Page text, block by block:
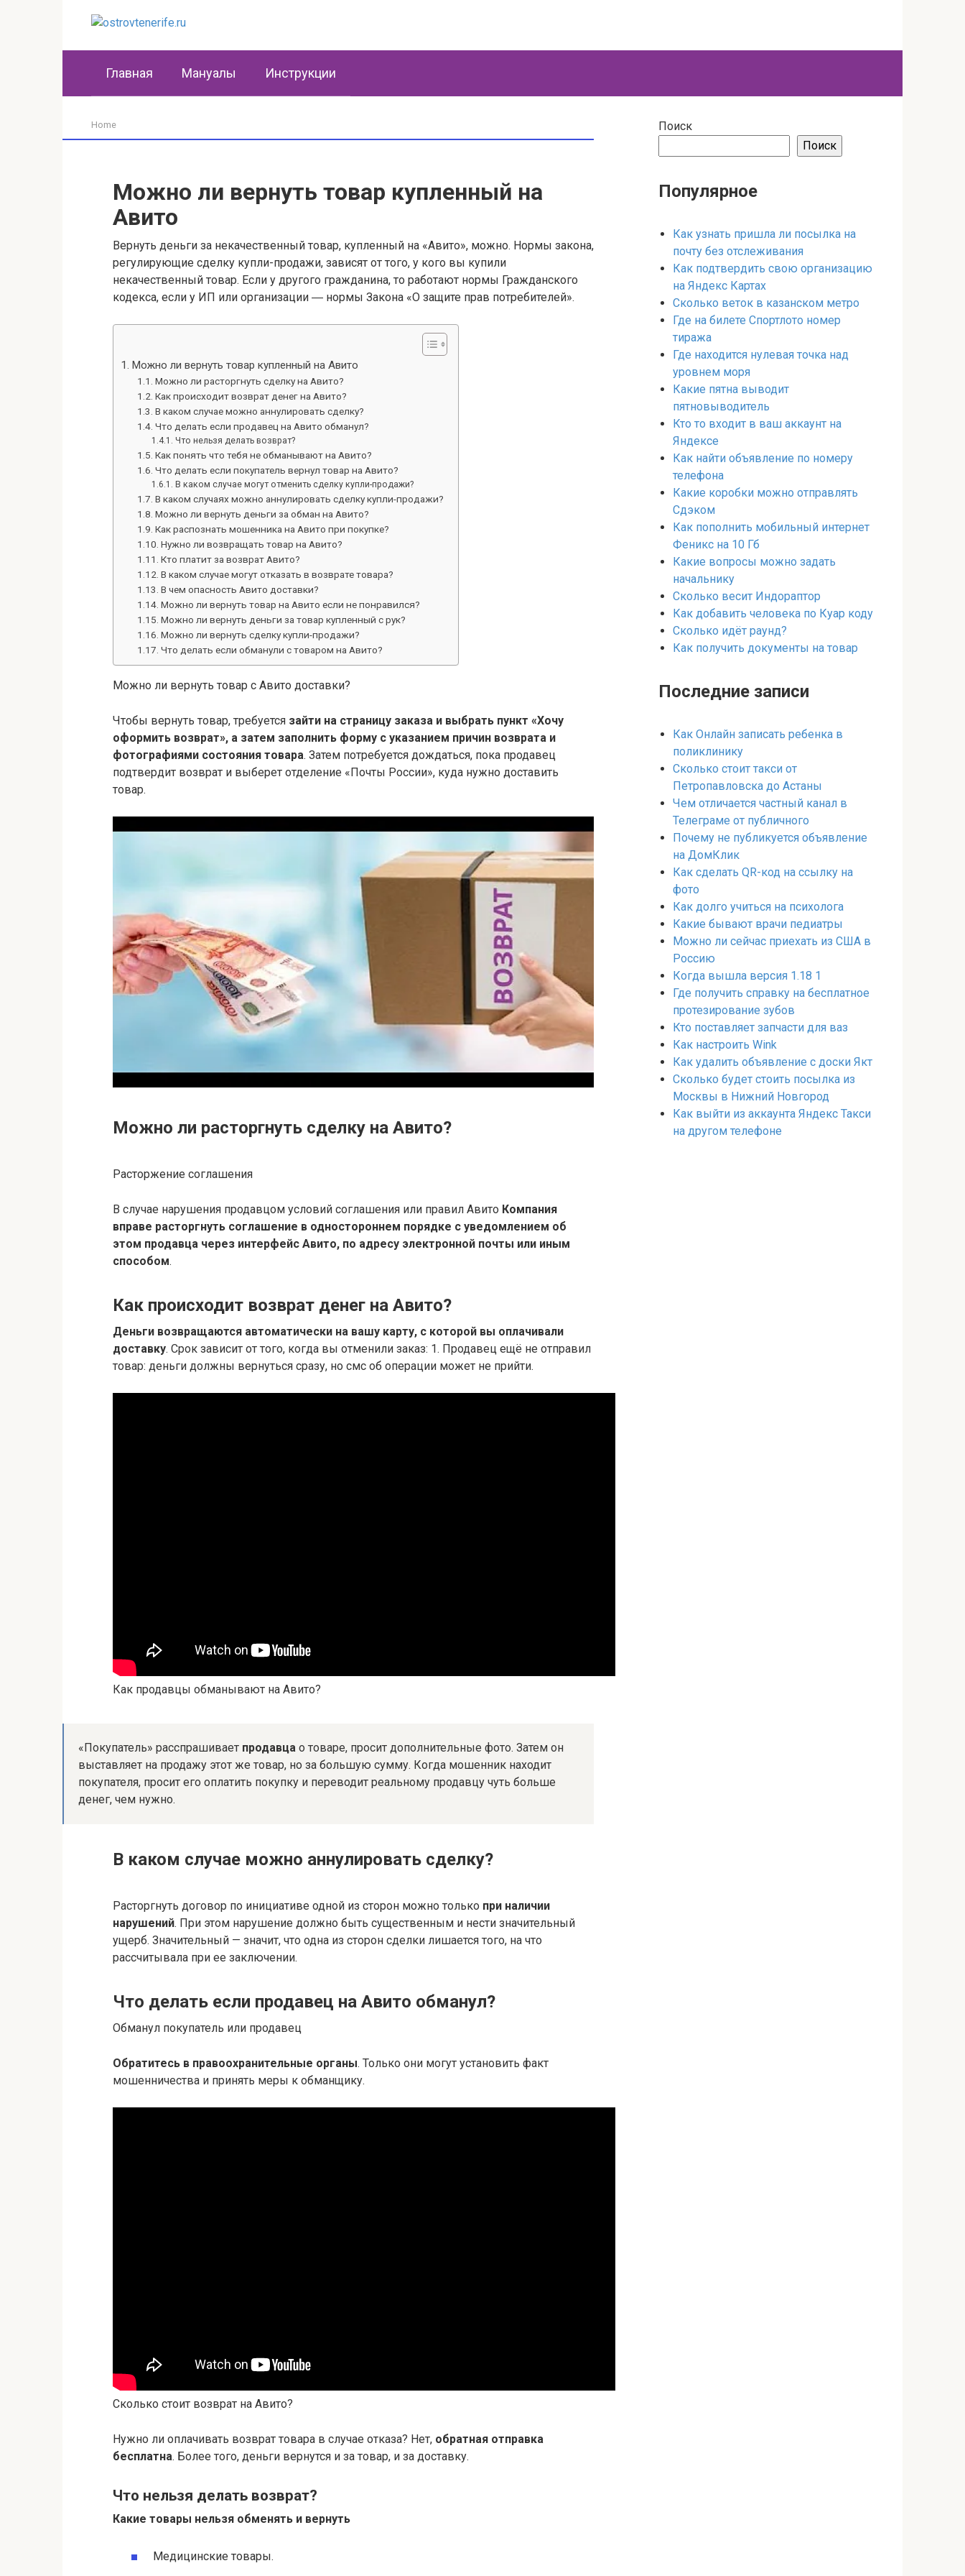
Главная Мануалы Инструкции
Home
Можно ли вернуть товар купленный на
Авито
Вернуть деньги за некачественный товар, купленный на «Авито», можно. Нормы закона,
регулирующие сделку купли-продажи, зависят от того, у кого вы купили
некачественный товар. Если у другого гражданина, то работают нормы Гражданского
кодекса, если у ИП или организации ― нормы Закона «О защите прав потребителей».
Можно ли вернуть товар купленный на Авито
Можно ли расторгнуть сделку на Авито?
Как происходит возврат денег на Авито?
В каком случае можно аннулировать сделку?
Что делать если продавец на Авито обманул?
Что нельзя делать возврат?
Как понять что тебя не обманывают на Авито?
Что делать если покупатель вернул товар на Авито?
В каком случае могут отменить сделку купли-продажи?
В каком случаях можно аннулировать сделку купли-продажи?
Можно ли вернуть деньги за обман на Авито?
Как распознать мошенника на Авито при покупке?
Нужно ли возвращать товар на Авито?
Кто платит за возврат Авито?
В каком случае могут отказать в возврате товара?
В чем опасность Авито доставки?
Можно ли вернуть товар на Авито если не понравился?
Можно ли вернуть деньги за товар купленный с рук?
Можно ли вернуть сделку купли-продажи?
Что делать если обманули с товаром на Авито?
Можно ли вернуть товар с Авито доставки?
Чтобы вернуть товар, требуется зайти на страницу заказа и выбрать пункт «Хочу
оформить возврат», а затем заполнить форму с указанием причин возврата и
фотографиями состояния товара. Затем потребуется дождаться, пока продавец
подтвердит возврат и выберет отделение «Почты России», куда нужно доставить
товар.
Можно ли расторгнуть сделку на Авито?
Расторжение соглашения
В случае нарушения продавцом условий соглашения или правил Авито Компания
вправе расторгнуть соглашение в одностороннем порядке с уведомлением об
этом продавца через интерфейс Авито, по адресу электронной почты или иным
способом.
Как происходит возврат денег на Авито?
Деньги возвращаются автоматически на вашу карту, с которой вы оплачивали
доставку. Срок зависит от того, когда вы отменили заказ: 1. Продавец ещё не отправил
товар: деньги должны вернуться сразу, но смс об операции может не прийти.
Как продавцы обманывают на Авито?
«Покупатель» расспрашивает продавца о товаре, просит дополнительные фото. Затем он
выставляет на продажу этот же товар, но за большую сумму. Когда мошенник находит
покупателя, просит его оплатить покупку и переводит реальному продавцу чуть больше
денег, чем нужно.
В каком случае можно аннулировать сделку?
Расторгнуть договор по инициативе одной из сторон можно только при наличии
нарушений. При этом нарушение должно быть существенным и нести значительный
ущерб. Значительный — значит, что одна из сторон сделки лишается того, на что
рассчитывала при ее заключении.
Что делать если продавец на Авито обманул?
Обманул покупатель или продавец
Обратитесь в правоохранительные органы. Только они могут установить факт
мошенничества и принять меры к обманщику.
Сколько стоит возврат на Авито?
Нужно ли оплачивать возврат товара в случае отказа? Нет, обратная отправка
бесплатна. Более того, деньги вернутся и за товар, и за доставку.
Что нельзя делать возврат?
Какие товары нельзя обменять и вернуть
Медицинские товары.
Поиск
Поиск
Популярное
Как узнать пришла ли посылка на
почту без отслеживания
Как подтвердить свою организацию
на Яндекс Картах
Сколько веток в казанском метро
Где на билете Спортлото номер
тиража
Где находится нулевая точка над
уровнем моря
Какие пятна выводит
пятновыводитель
Кто то входит в ваш аккаунт на
Яндексе
Как найти объявление по номеру
телефона
Какие коробки можно отправлять
Сдэком
Как пополнить мобильный интернет
Феникс на 10 Гб
Какие вопросы можно задать
начальнику
Сколько весит Индораптор
Как добавить человека по Куар коду
Сколько идёт раунд?
Как получить документы на товар
Последние записи
Как Онлайн записать ребенка в
поликлинику
Сколько стоит такси от
Петропавловска до Астаны
Чем отличается частный канал в
Телеграме от публичного
Почему не публикуется объявление
на ДомКлик
Как сделать QR-код на ссылку на
фото
Как долго учиться на психолога
Какие бывают врачи педиатры
Можно ли сейчас приехать из США в
Россию
Когда вышла версия 1.18 1
Где получить справку на бесплатное
протезирование зубов
Кто поставляет запчасти для ваз
Как настроить Wink
Как удалить объявление с доски Якт
Сколько будет стоить посылка из
Москвы в Нижний Новгород
Как выйти из аккаунта Яндекс Такси
на другом телефоне